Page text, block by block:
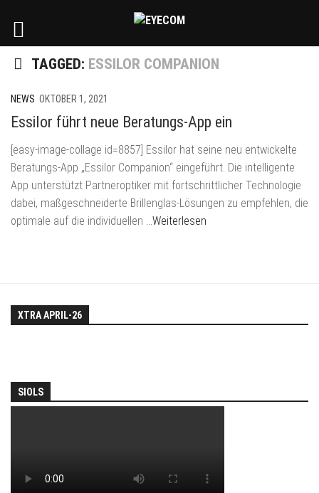
TAGGED: ESSILOR COMPANION
NEWS OKTOBER 1, 2021
Essilor führt neue Beratungs-App ein
[easy-image-collage id=8857] Essilor hat seine neu entwickelte
Beratungs-App „Essilor Companion“ eingeführt. Die intelligente
App unterstützt Partneroptiker mit fortschrittlicher Technologie
dabei, maßgeschneiderte Brillenglas-Lösungen zu empfehlen, die
optimale auf die individuellen …Weiterlesen
XTRA APRIL-26
SIOLS